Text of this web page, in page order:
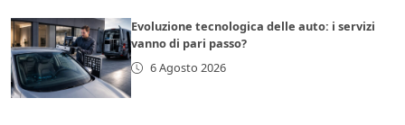
Evoluzione tecnologica delle auto: i servizi
vanno di pari passo?
6 Agosto 2026